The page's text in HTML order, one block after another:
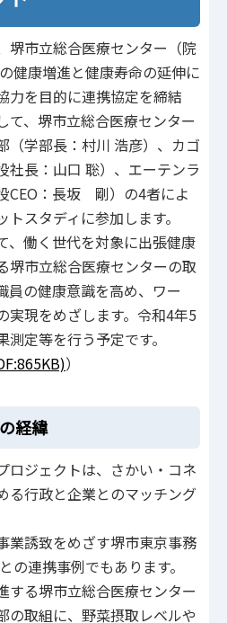
堺市立総合医療センター（院
健康増進と健康寿命の延伸に
力を目的に連携協定を締結
て、堺市立総合医療センター
（学部長：村川 浩彦）、カゴ
社長：山口 聡）、エーテンラ
CEO：長坂 剛）の4者によ
スタディに参加します。
、働く世代を対象に出張健康
堺市立総合医療センターの取
員の健康意識を高め、ワー
実現をめざします。令和4年5
定等を行う予定です。
）
経緯
ロジェクトは、さかい・コネ
る行政と企業とのマッチング
業誘致をめざす堺市東京事務
連携事例でもあります。
する堺市立総合医療センター
の取組に、野菜摂取レベルや